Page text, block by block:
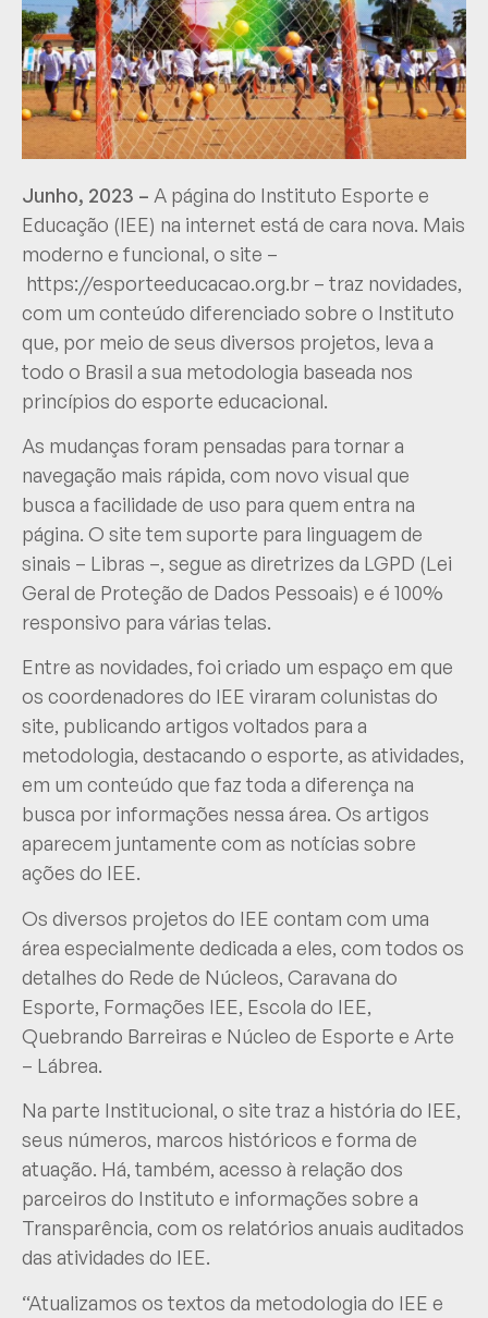
Junho, 2023 – A página do Instituto Esporte e
Educação (IEE) na internet está de cara nova. Mais
moderno e funcional, o site –
https://esporteeducacao.org.br – traz novidades,
com um conteúdo diferenciado sobre o Instituto
que, por meio de seus diversos projetos, leva a
todo o Brasil a sua metodologia baseada nos
princípios do esporte educacional.
As mudanças foram pensadas para tornar a
navegação mais rápida, com novo visual que
busca a facilidade de uso para quem entra na
página. O site tem suporte para linguagem de
sinais – Libras –, segue as diretrizes da LGPD (Lei
Geral de Proteção de Dados Pessoais) e é 100%
responsivo para várias telas.
Entre as novidades, foi criado um espaço em que
os coordenadores do IEE viraram colunistas do
site, publicando artigos voltados para a
metodologia, destacando o esporte, as atividades,
em um conteúdo que faz toda a diferença na
busca por informações nessa área. Os artigos
aparecem juntamente com as notícias sobre
ações do IEE.
Os diversos projetos do IEE contam com uma
área especialmente dedicada a eles, com todos os
detalhes do Rede de Núcleos, Caravana do
Esporte, Formações IEE, Escola do IEE,
Quebrando Barreiras e Núcleo de Esporte e Arte
– Lábrea.
Na parte Institucional, o site traz a história do IEE,
seus números, marcos históricos e forma de
atuação. Há, também, acesso à relação dos
parceiros do Instituto e informações sobre a
Transparência, com os relatórios anuais auditados
das atividades do IEE.
“Atualizamos os textos da metodologia do IEE e